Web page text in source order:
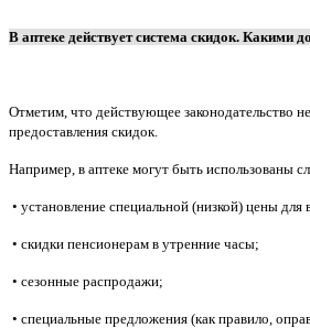
В аптеке действует система скидок. Какими
Отметим, что действующее законодательство
предоставления скидок.
Например, в аптеке могут быть использованы
• установление специальной (низкой) цены для
• скидки пенсионерам в утренние часы;
• сезонные распродажи;
• специальные предложения (как правило,